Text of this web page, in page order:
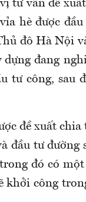
tư vấn đề
hè được
đô Hà Nội
đang
tư công, sau
đề xuất
đầu tư đường
đó có
khởi công